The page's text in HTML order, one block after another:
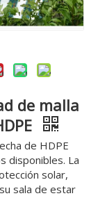
de malla
de HDPE
disponibles. La
solar,
sala de estar